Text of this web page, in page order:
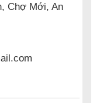
Chợ Mới, An